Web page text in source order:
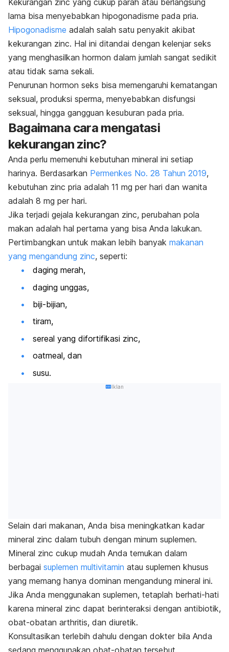
Kekurangan zinc yang cukup parah atau berlangsung
lama bisa menyebabkan hipogonadisme pada pria.
Hipogonadisme adalah salah satu penyakit akibat
kekurangan zinc. Hal ini ditandai dengan kelenjar seks
yang menghasilkan hormon dalam jumlah sangat sedikit
atau tidak sama sekali.
Penurunan hormon seks bisa memengaruhi kematangan
seksual, produksi sperma, menyebabkan disfungsi
seksual, hingga gangguan kesuburan pada pria.
Bagaimana cara mengatasi
kekurangan zinc?
Anda perlu memenuhi kebutuhan mineral ini setiap
harinya. Berdasarkan Permenkes No. 28 Tahun 2019,
kebutuhan zinc pria adalah 11 mg per hari dan wanita
adalah 8 mg per hari.
Jika terjadi gejala kekurangan zinc, perubahan pola
makan adalah hal pertama yang bisa Anda lakukan.
Pertimbangkan untuk makan lebih banyak makanan
yang mengandung zinc, seperti:
daging merah,
daging unggas,
biji-bijian,
tiram,
sereal yang difortifikasi zinc,
oatmeal, dan
susu.
Iklan
Selain dari makanan, Anda bisa meningkatkan kadar
mineral zinc dalam tubuh dengan minum suplemen.
Mineral zinc cukup mudah Anda temukan dalam
berbagai suplemen multivitamin atau suplemen khusus
yang memang hanya dominan mengandung mineral ini.
Jika Anda menggunakan suplemen, tetaplah berhati-hati
karena mineral zinc dapat berinteraksi dengan antibiotik,
obat-obatan arthritis, dan diuretik.
Konsultasikan terlebih dahulu dengan dokter bila Anda